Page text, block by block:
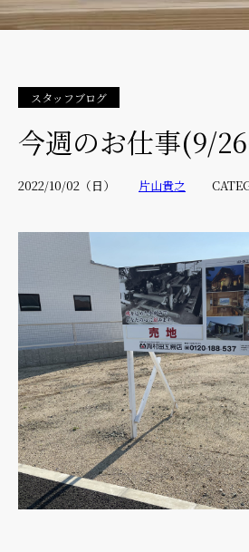
スタッフブログ
今週のお仕事(9/
2022/10/02（日） 片山貴之